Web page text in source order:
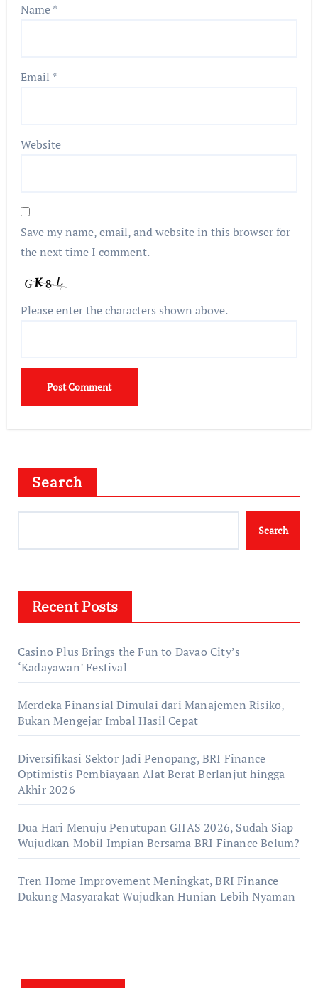
Name*
Email *
Website
Save my name, email, and website in this browser for
the next time I comment.
Please enter the characters shown above.
Search
Search
Recent Posts
Casino Plus Brings the Fun to Davao City’s
‘Kadayawan’ Festival
Merdeka Finansial Dimulai dari Manajemen Risiko,
Bukan Mengejar Imbal Hasil Cepat
Diversifikasi Sektor Jadi Penopang, BRI Finance
Optimistis Pembiayaan Alat Berat Berlanjut hingga
Akhir 2026
Dua Hari Menuju Penutupan GIIAS 2026, Sudah Siap
Wujudkan Mobil Impian Bersama BRI Finance Belum?
Tren Home Improvement Meningkat, BRI Finance
Dukung Masyarakat Wujudkan Hunian Lebih Nyaman